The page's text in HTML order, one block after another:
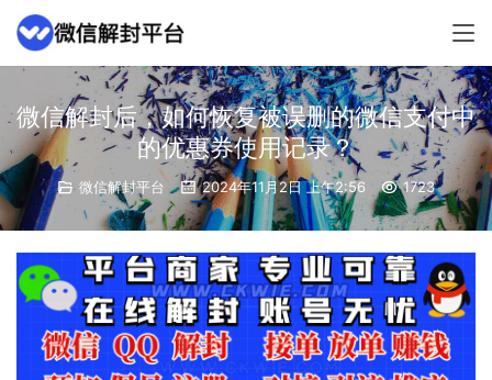
微信解封后，如何恢复被误删的微信支付中
的优惠券使用记录？
微信解封平台 2024年11月2日 上午2:56 1723